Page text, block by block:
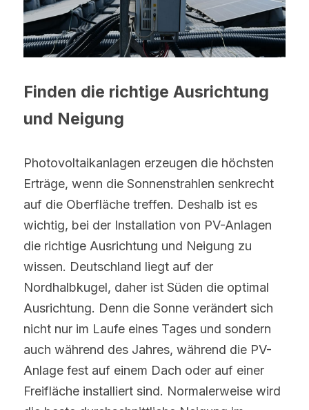
Finden die richtige Ausrichtung
und Neigung
Photovoltaikanlagen erzeugen die höchsten
Erträge, wenn die Sonnenstrahlen senkrecht
auf die Oberfläche treffen. Deshalb ist es
wichtig, bei der Installation von PV-Anlagen
die richtige Ausrichtung und Neigung zu
wissen. Deutschland liegt auf der
Nordhalbkugel, daher ist Süden die optimal
Ausrichtung. Denn die Sonne verändert sich
nicht nur im Laufe eines Tages und sondern
auch während des Jahres, während die PV-
Anlage fest auf einem Dach oder auf einer
Freifläche installiert sind. Normalerweise wird